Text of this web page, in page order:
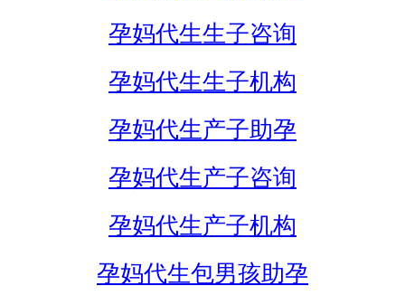
孕妈代生生子咨询
孕妈代生生子机构
孕妈代生产子助孕
孕妈代生产子咨询
孕妈代生产子机构
孕妈代生包男孩助孕